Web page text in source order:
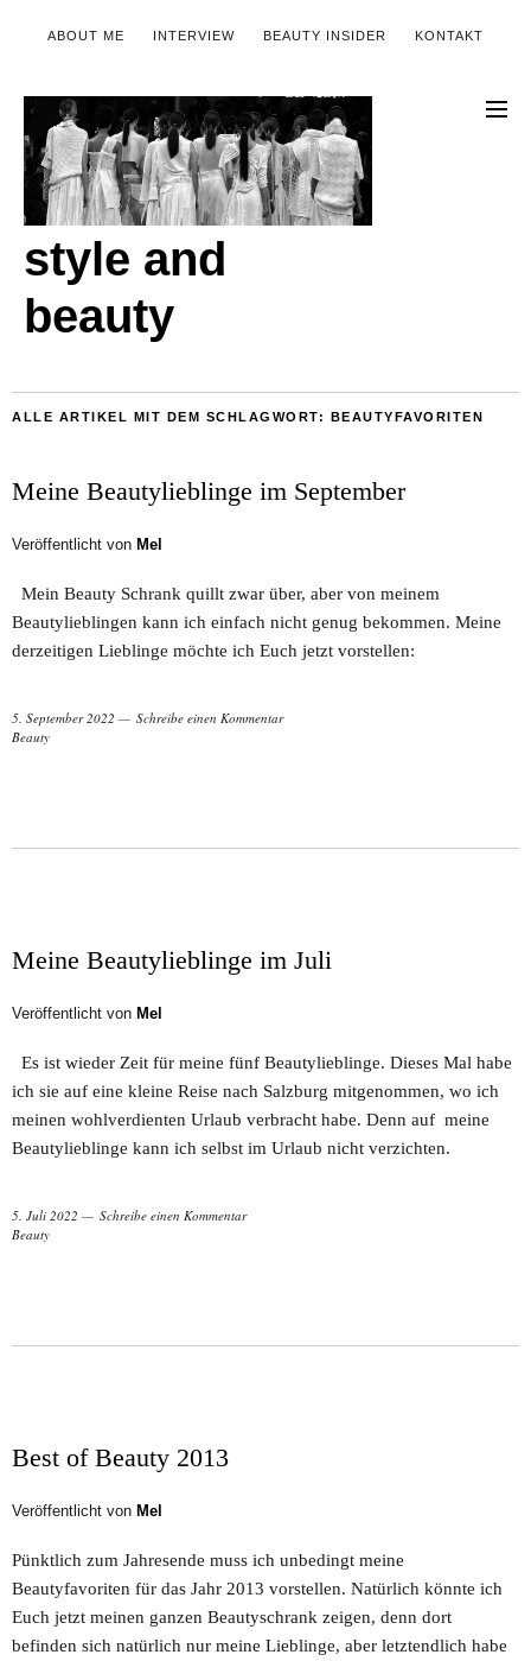
ABOUT ME INTERVIEW BEAUTY INSIDER KONTAKT
style and
beauty
ALLE ARTIKEL MIT DEM SCHLAGWORT: BEAUTYFAVORITEN
Meine Beautylieblinge im September
Veröffentlicht von Mel
Mein Beauty Schrank quillt zwar über, aber von meinem
Beautylieblingen kann ich einfach nicht genug bekommen. Meine
derzeitigen Lieblinge möchte ich Euch jetzt vorstellen:
5. September 2022
Schreibe einen Kommentar
Beauty
Meine Beautylieblinge im Juli
Veröffentlicht von Mel
Es ist wieder Zeit für meine fünf Beautylieblinge. Dieses Mal habe
ich sie auf eine kleine Reise nach Salzburg mitgenommen, wo ich
meinen wohlverdienten Urlaub verbracht habe. Denn auf meine
Beautylieblinge kann ich selbst im Urlaub nicht verzichten.
5. Juli 2022
Schreibe einen Kommentar
Beauty
Best of Beauty 2013
Veröffentlicht von Mel
Pünktlich zum Jahresende muss ich unbedingt meine
Beautyfavoriten für das Jahr 2013 vorstellen. Natürlich könnte ich
Euch jetzt meinen ganzen Beautyschrank zeigen, denn dort
befinden sich natürlich nur meine Lieblinge, aber letztendlich habe